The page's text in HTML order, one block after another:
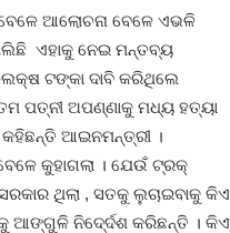
ଆଲୋଚନା ବେଳେ ଏଭଳି
ଏହାକୁ ନେଇ ମନ୍ତବ୍ୟ
ଟଙ୍କା ଦାବି କରିଥିଲେ
ପତ୍ନୀ ଅପଣ୍ଣାକୁ ମଧ୍ୟ ହତ୍ୟା
କହିଛନ୍ତି ଆଇନମନ୍ତ୍ରୀ ।
କୁହାଗଲା । ଯେଉଁ ଟ୍ରକ୍
ଥିଲା , ସତକୁ ଲୁଚାଇବାକୁ କିଏ
ଆଙ୍ଗୁଳି ନିଦେ୍ର୍ଦଶ କରିଛନ୍ତି । କିଏ